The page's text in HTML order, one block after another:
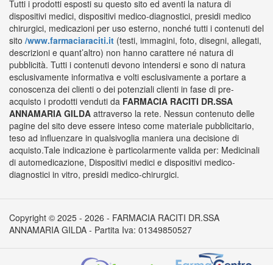
Tutti i prodotti esposti su questo sito ed aventi la natura di
dispositivi medici, dispositivi medico-diagnostici, presidi medico
chirurgici, medicazioni per uso esterno, nonché tutti i contenuti del
sito /www.farmaciaraciti.it (testi, immagini, foto, disegni, allegati,
descrizioni e quant’altro) non hanno carattere né natura di
pubblicità. Tutti i contenuti devono intendersi e sono di natura
esclusivamente informativa e volti esclusivamente a portare a
conoscenza dei clienti o dei potenziali clienti in fase di pre-
acquisto i prodotti venduti da FARMACIA RACITI DR.SSA
ANNAMARIA GILDA attraverso la rete. Nessun contenuto delle
pagine del sito deve essere inteso come materiale pubblicitario,
teso ad influenzare in qualsivoglia maniera una decisione di
acquisto.Tale indicazione è particolarmente valida per: Medicinali
di automedicazione, Dispositivi medici e dispositivi medico-
diagnostici in vitro, presidi medico-chirurgici.
Copyright © 2025 - 2026 - FARMACIA RACITI DR.SSA
ANNAMARIA GILDA - Partita Iva: 01349850527